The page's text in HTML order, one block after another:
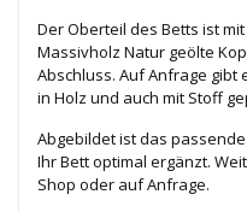
Der Oberteil des Betts ist
Massivholz Natur geölte
Abschluss. Auf Anfrage
in Holz und auch mit Stoff
Abgebildet ist das
Ihr Bett optimal ergänzt.
Shop oder auf Anfrage.